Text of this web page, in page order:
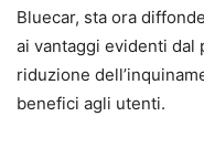
Bluecar, sta ora
ai vantaggi evidenti dal
riduzione
benefici agli utenti.